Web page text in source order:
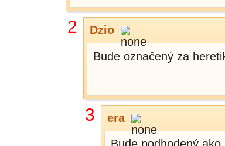
2 Dzio
Bude označený za
3 era